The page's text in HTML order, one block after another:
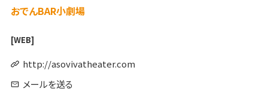
おでんBAR小劇場
[WEB]
http://asovivatheater.com
メールを送る